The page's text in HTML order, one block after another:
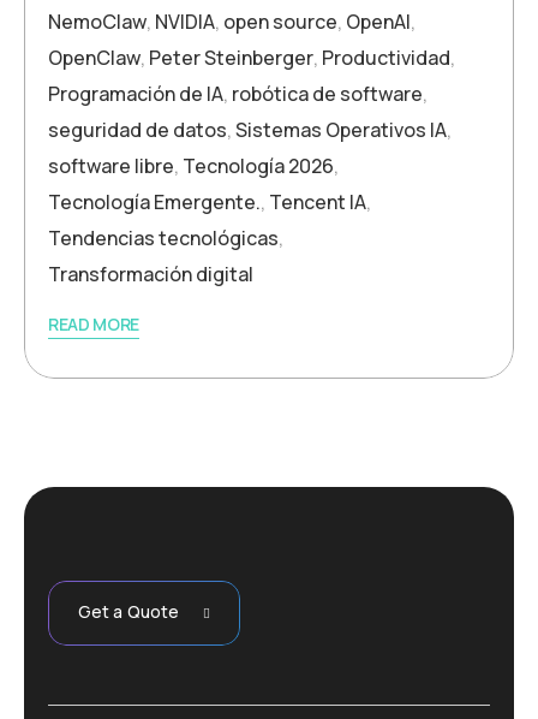
NemoClaw, NVIDIA, open source, OpenAI,
OpenClaw, Peter Steinberger, Productividad,
Programación de IA, robótica de software,
seguridad de datos,Sistemas Operativos IA,
software libre, Tecnología 2026,
Tecnología Emergente., Tencent IA,
Tendencias tecnológicas,
Transformación digital
READ MORE
Get a Quote